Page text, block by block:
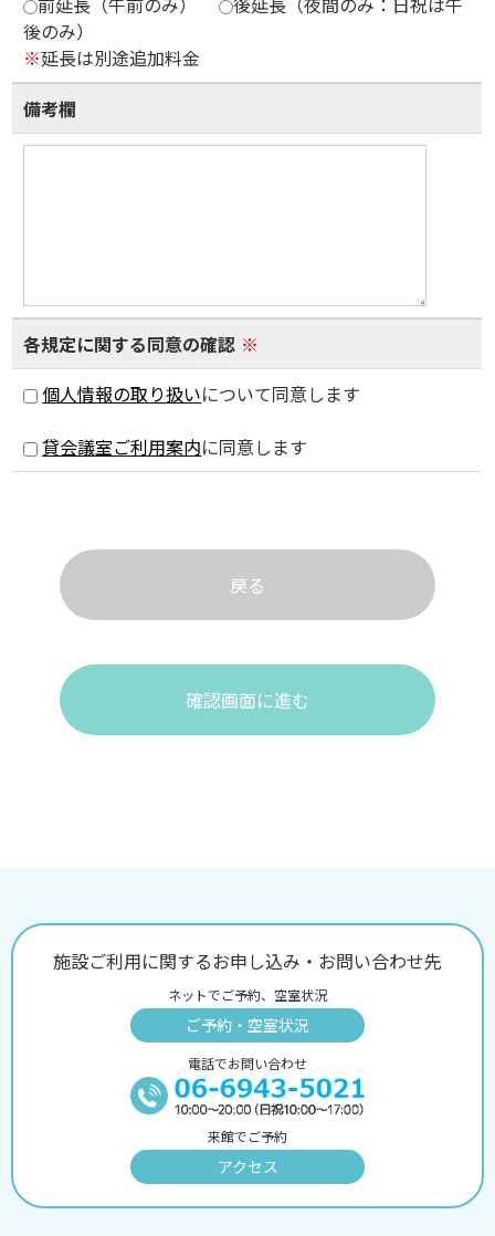
後のみ）
※延長は別途追加料金
備考欄
各規定に関する同意の確認 ※
個人情報の取り扱いについて同意します
貸会議室ご利用案内に同意します
戻る
確認画面に進む
施設ご利用に関するお申し込み・お問い合わせ先
ネットでご予約、空室状況
ご予約・空室状況
電話でお問い合わせ
来館でご予約
アクセス